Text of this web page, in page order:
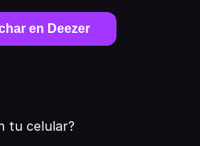
en Deezer
tu celular?